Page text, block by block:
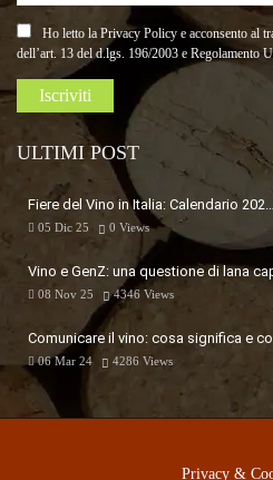
Ho letto la Privacy Policy e acconsento al
dell’art. 13 del d.lgs. 196/2003 e Regolamento
ULTIMI POST
Fiere del Vino in Italia: Calendario 202…
05 Dic 25 0 Views
Vino e GenZ: una questione di lana
08 Nov 25 4346 Views
Comunicare il vino: cosa significa e
06 Mar 24 4286 Views
Privacy &